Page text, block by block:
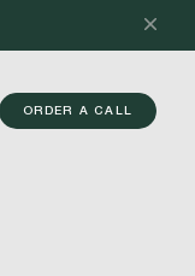
ORDER A CALL